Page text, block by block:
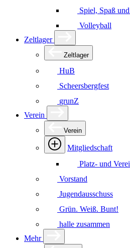
Spiel, Spaß
Volleyball
Zeltlager
Zeltlager
HuB
Scheersbergfest
grunZ
Verein
Verein
Mitgliedschaft
Platz- und
Vorstand
Jugendausschuss
Grün. Weiß. Bunt!
halle zusammen
Mehr